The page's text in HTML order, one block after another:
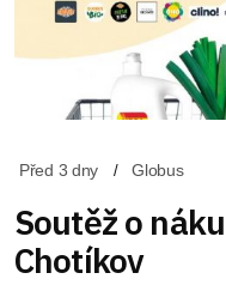
Před 3 dny Globus
Soutěž o
Chotíkov